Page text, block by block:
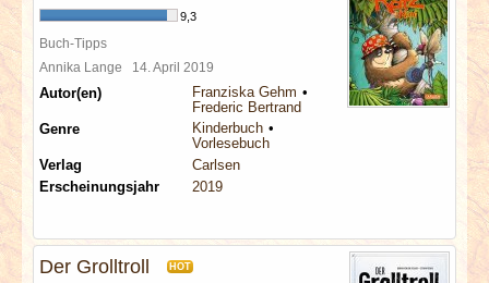
9,3
Buch-Tipps
Annika Lange 14. April 2019
Autor(en)
Franziska Gehm
Frederic Bertrand
Genre
Kinderbuch
Vorlesebuch
Verlag
Carlsen
Erscheinungsjahr
2019
Der Grolltroll HOT